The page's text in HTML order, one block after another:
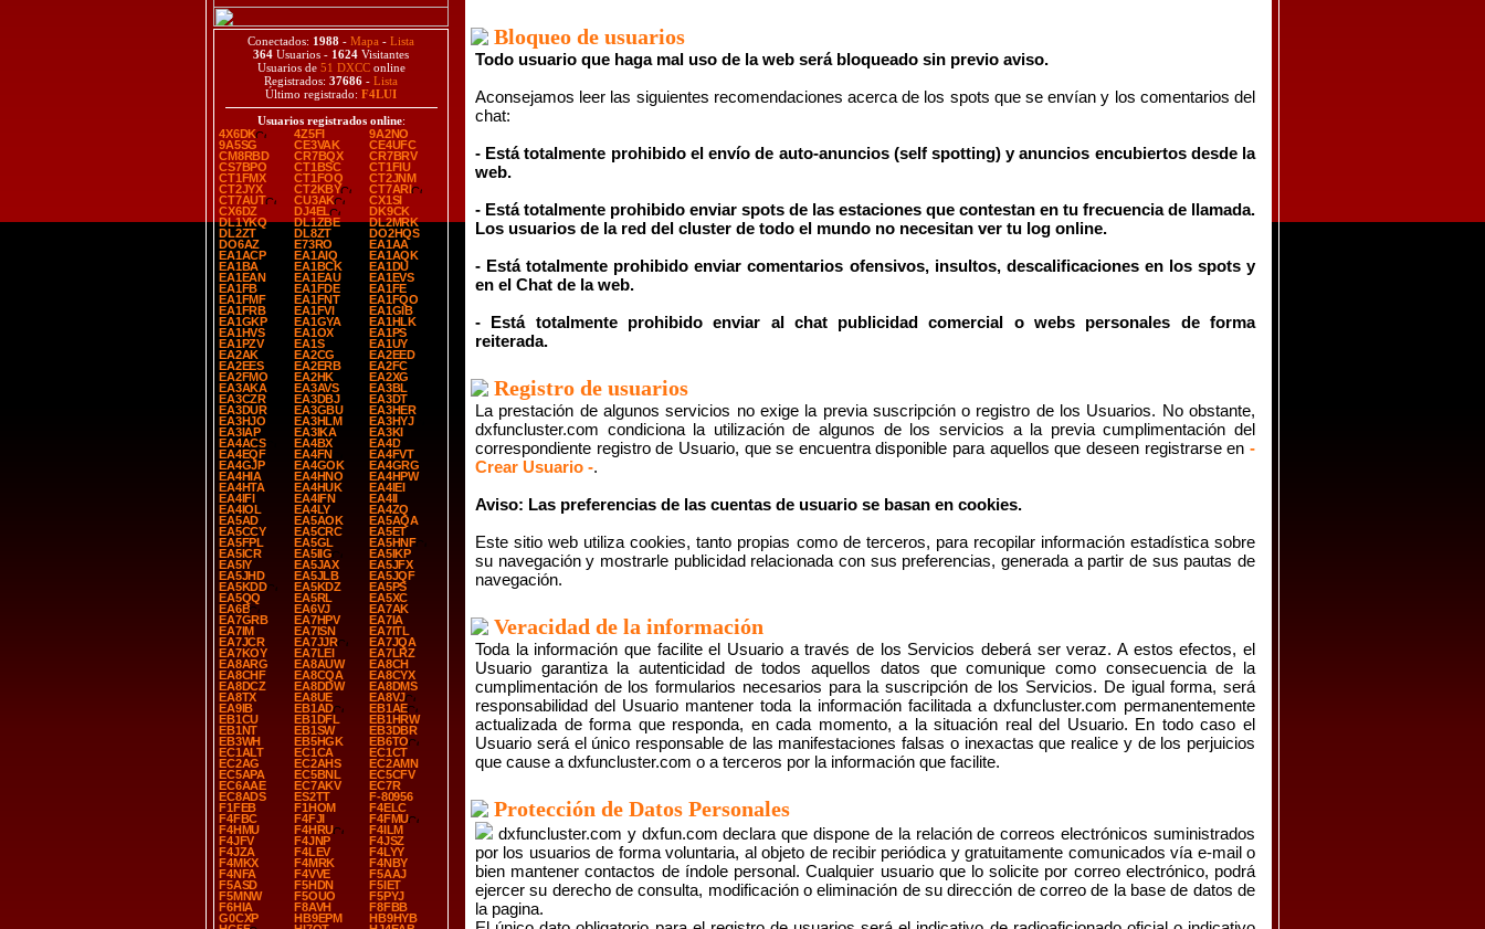
Conectados: 1988 - Mapa - Lista
364 Usuarios - 1624 Visitantes
Usuarios de 51 DXCConline
Registrados: 37686 - Lista
Último registrado: F4LUI
Usuarios registrados online:
4X6DK
4Z5FI
9A2NO
9A5SG
CE3VAK
CE4UFC
CM8RBD
CR7BQX
CR7BRV
CS7BPO
CT1BSC
CT1FIU
CT1FMX
CT1FOQ
CT2JNM
CT2JYX
CT2KBY
CT7ARI
CT7AUT
CU3AK
CX1SI
CX6DZ
DJ4EL
DK9CK
DL1YKQ
DL1ZBE
DL2MRK
DL2ZT
DL8ZT
DO2HQS
DO6AZ
E73RO
EA1AA
EA1ACP
EA1AIQ
EA1AQK
EA1BA
EA1BCK
EA1DU
EA1EAN
EA1EAU
EA1EVS
EA1FB
EA1FDE
EA1FE
EA1FMF
EA1FNT
EA1FQO
EA1FRB
EA1FVI
EA1GIB
EA1GKP
EA1GYA
EA1HLK
EA1HVS
EA1OX
EA1PS
EA1PZV
EA1S
EA1UY
EA2AK
EA2CG
EA2EED
EA2EES
EA2ERB
EA2FC
EA2FMO
EA2HK
EA2XG
EA3AKA
EA3AVS
EA3BL
EA3CZR
EA3DBJ
EA3DT
EA3DUR
EA3GBU
EA3HER
EA3HJO
EA3HLM
EA3HYJ
EA3IAP
EA3IKA
EA3KI
EA4ACS
EA4BX
EA4D
EA4EQF
EA4FN
EA4FVT
EA4GJP
EA4GOK
EA4GRG
EA4HIA
EA4HNO
EA4HPW
EA4HTA
EA4HUK
EA4IEI
EA4IFI
EA4IFN
EA4II
EA4IOL
EA4LY
EA4ZQ
EA5AD
EA5AOK
EA5AQA
EA5CCY
EA5CRC
EA5ET
EA5FPL
EA5GL
EA5HNF
EA5ICR
EA5IIG
EA5IKP
EA5IY
EA5JAX
EA5JFX
EA5JHD
EA5JLB
EA5JQF
EA5KDD
EA5KDZ
EA5PS
EA5QQ
EA5RL
EA5XC
EA6B
EA6VJ
EA7AK
EA7GRB
EA7HPV
EA7IA
EA7IM
EA7ISN
EA7ITL
EA7JCR
EA7JJR
EA7JQA
EA7KOY
EA7LEI
EA7LRZ
EA8ARG
EA8AUW
EA8CH
EA8CHF
EA8CQA
EA8CYX
EA8DCZ
EA8DDW
EA8DMS
EA8TX
EA8UE
EA8VJ
EA9IB
EB1AD
EB1AE
EB1CU
EB1DFL
EB1HRW
EB1NT
EB1SW
EB3DBR
EB3WH
EB5HGK
EB6TO
EC1ALT
EC1CA
EC1CT
EC2AG
EC2AHS
EC2AMN
EC5APA
EC5BNL
EC5CFV
EC6AAE
EC7AKV
EC7R
EC8ADS
ES2TT
F-80956
F1FEB
F1HOM
F4ELC
F4FBC
F4FJI
F4FMU
F4HMU
F4HRU
F4ILM
F4JFV
F4JNP
F4JSZ
F4JZA
F4LEV
F4LYY
F4MKX
F4MRK
F4NBY
F4NFA
F4VVE
F5AAJ
F5ASD
F5HDN
F5IET
F5MNW
F5OUO
F5PYJ
F6HIA
F8AVH
F8FBB
G0CXP
HB9EPM
HB9HYB
Bloqueo de usuarios
Todo usuario que haga mal uso de la web será bloqueado sin previo aviso.
Aconsejamos leer las siguientes recomendaciones acerca de los spots que se envían y los comentarios del
chat:
- Está totalmente prohibido el envío de auto-anuncios (self spotting) y anuncios encubiertos desde la
web.
- Está totalmente prohibido enviar spots de las estaciones que contestan en tu frecuencia de llamada.
Los usuarios de la red del cluster de todo el mundo no necesitan ver tu log online.
- Está totalmente prohibido enviar comentarios ofensivos, insultos, descalificaciones en los spots y
en el Chat de la web.
- Está totalmente prohibido enviar al chat publicidad comercial o webs personales de forma
reiterada.
Registro de usuarios
La prestación de algunos servicios no exige la previa suscripción o registro de los Usuarios. No obstante,
dxfuncluster.com condiciona la utilización de algunos de los servicios a la previa cumplimentación del
correspondiente registro de Usuario, que se encuentra disponible para aquellos que deseen registrarse en -
Crear Usuario -.
Aviso: Las preferencias de las cuentas de usuario se basan en cookies.
Este sitio web utiliza cookies, tanto propias como de terceros, para recopilar información estadística sobre
su navegación y mostrarle publicidad relacionada con sus preferencias, generada a partir de sus pautas de
navegación.
Veracidad de la información
Toda la información que facilite el Usuario a través de los Servicios deberá ser veraz. A estos efectos, el
Usuario garantiza la autenticidad de todos aquellos datos que comunique como consecuencia de la
cumplimentación de los formularios necesarios para la suscripción de los Servicios. De igual forma, será
responsabilidad del Usuario mantener toda la información facilitada a dxfuncluster.com permanentemente
actualizada de forma que responda, en cada momento, a la situación real del Usuario. En todo caso el
Usuario será el único responsable de las manifestaciones falsas o inexactas que realice y de los perjuicios
que cause a dxfuncluster.com o a terceros por la información que facilite.
Protección de Datos Personales
dxfuncluster.com y dxfun.com declara que dispone de la relación de correos electrónicos suministrados
por los usuarios de forma voluntaria, al objeto de recibir periódica y gratuitamente comunicados vía e-mail o
bien mantener contactos de índole personal. Cualquier usuario que lo solicite por correo electrónico, podrá
ejercer su derecho de consulta, modificación o eliminación de su dirección de correo de la base de datos de
la pagina.